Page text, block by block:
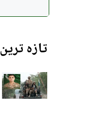
تازہ ترین